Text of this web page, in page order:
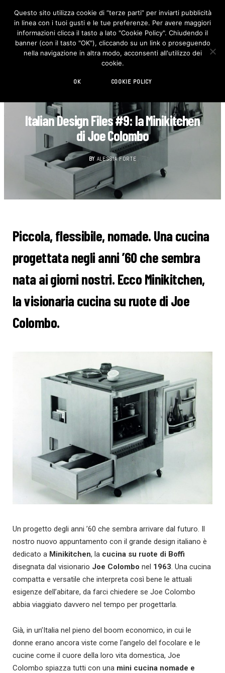
F
c
e
b
o
I
n
s
t
Italian Design Files #9: la Minikitchen
di Joe Colombo
BY ALESSIA FORTE
Piccola, flessibile, nomade. Una cucina
progettata negli anni ’60 che sembra
nata ai giorni nostri. Ecco Minikitchen,
la visionaria cucina su ruote di Joe
Colombo.
Un progetto degli anni ’60 che sembra arrivare dal futuro. Il
nostro nuovo appuntamento con il grande design italiano è
dedicato a Minikitchen, la cucina su ruote di Boffi
disegnata dal visionario Joe Colombo nel 1963. Una cucina
compatta e versatile che interpreta così bene le attuali
esigenze dell’abitare, da farci chiedere se Joe Colombo
abbia viaggiato davvero nel tempo per progettarla.
Già, in un’Italia nel pieno del boom economico, in cui le
donne erano ancora viste come l’angelo del focolare e le
cucine come il cuore della loro vita domestica, Joe
Colombo spiazza tutti con una mini cucina nomade e
Questo sito utilizza cookie di “terze parti” per inviarti pubblicità
in linea con i tuoi gusti e le tue preferenze. Per avere maggiori
informazioni clicca il tasto a lato "Cookie Policy". Chiudendo il
banner (con il tasto "OK"), cliccando su un link o proseguendo
nella navigazione in altra modo, acconsenti all'utilizzo dei
cookie.
OK COOKIE POLICY